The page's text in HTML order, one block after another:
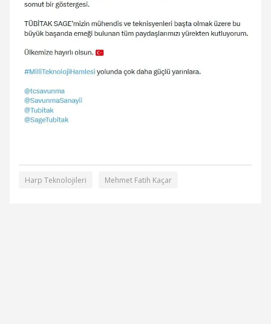
Harp Teknolojileri Mehmet Fatih Kaçar